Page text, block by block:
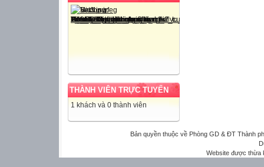
THÀNH VIÊN TRỰC TUYẾN
1 khách và 0 thành viên
Bản quyền thuộc về Phòng GD & ĐT Thành
Website được thừa